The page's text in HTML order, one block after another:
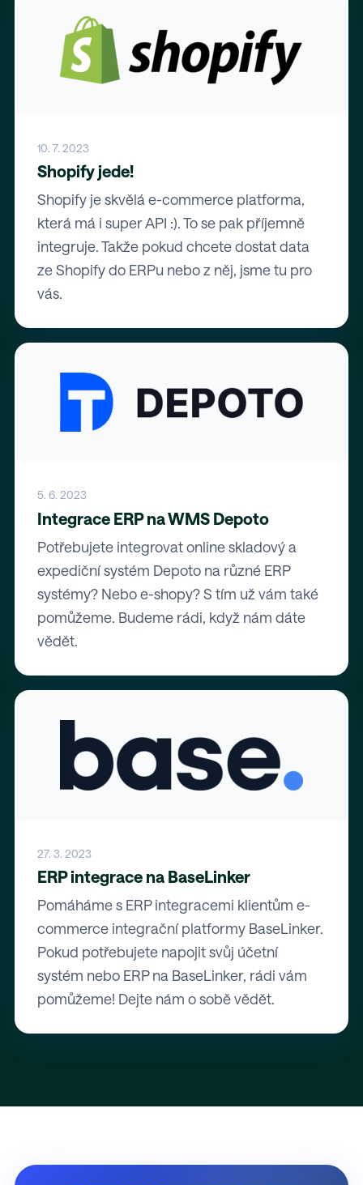
10. 7. 2023
Shopify jede!
Shopify je skvělá e-commerce platforma,
která má i super API :). To se pak příjemně
integruje. Takže pokud chcete dostat data
ze Shopify do ERPu nebo z něj, jsme tu pro
vás.
5. 6. 2023
Integrace ERP na WMS Depoto
Potřebujete integrovat online skladový a
expediční systém Depoto na různé ERP
systémy? Nebo e-shopy? S tím už vám také
pomůžeme. Budeme rádi, když nám dáte
vědět.
27. 3. 2023
ERP integrace na BaseLinker
Pomáháme s ERP integracemi klientům e-
commerce integrační platformy BaseLinker.
Pokud potřebujete napojit svůj účetní
systém nebo ERP na BaseLinker, rádi vám
pomůžeme! Dejte nám o sobě vědět.